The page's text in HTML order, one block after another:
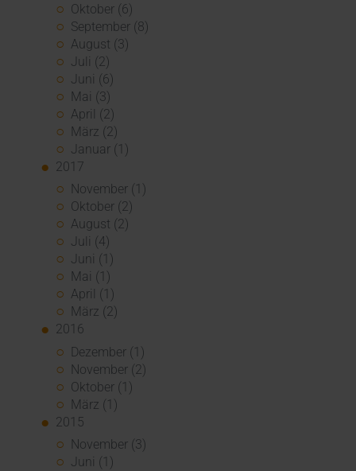
Oktober (6)
September (8)
August (3)
Juli (2)
Juni (6)
Mai (3)
April (2)
März (2)
Januar (1)
2017
November (1)
Oktober (2)
August (2)
Juli (4)
Juni (1)
Mai (1)
April (1)
März (2)
2016
Dezember (1)
November (2)
Oktober (1)
März (1)
2015
November (3)
Juni (1)